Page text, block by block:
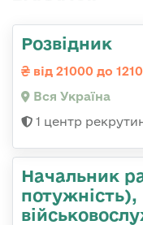
Розвідник
від 21000 до
Вся Україна
1 центр
Начальник
потужність),